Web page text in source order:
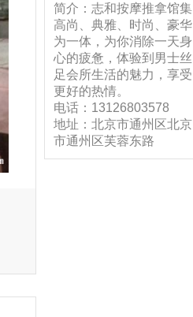
简介：志和按摩推拿馆集
高尚、典雅、时尚、豪华
为一体，为你消除一天身
心的疲惫，体验到男士丝
足会所生活的魅力，享受
更好的热情。
电话：13126803578
地址：北京市通州区北京
市通州区芙蓉东路